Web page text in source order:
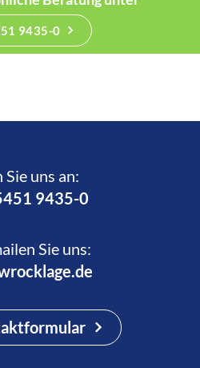
9435-0
Sie uns an:­
9435-0
Sie uns: